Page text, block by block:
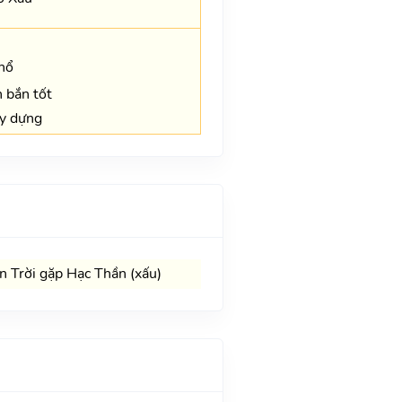
bắn tốt
dựng
Trời gặp Hạc Thần (xấu)